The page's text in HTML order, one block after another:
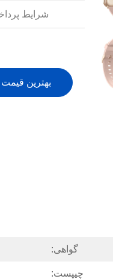
شرایط
بهترین
گواهی:
چیپست: